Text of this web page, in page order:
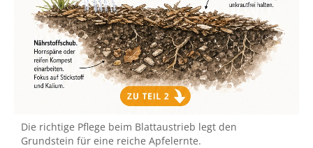
Die richtige Pflege beim Blattaustrieb legt den
Grundstein für eine reiche Apfelernte.